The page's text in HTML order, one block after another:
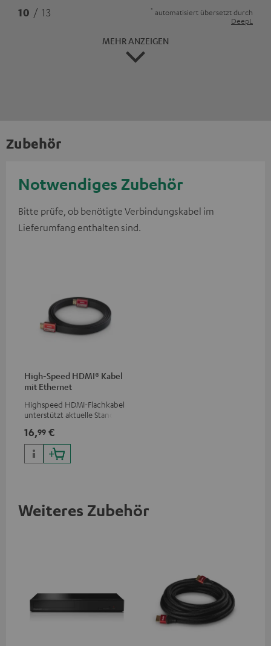
10 / 13 * automatisiert übersetzt durch
DeepL
MEHR ANZEIGEN
Zubehör
Notwendiges Zubehör
Bitte prüfe, ob benötigte Verbindungskabel im
Lieferumfang enthalten sind.
High-Speed HDMI® Kabel
mit Ethernet
Highspeed HDMI-Flachkabel
unterstützt aktuelle Standards
16,99 €
Weiteres Zubehör